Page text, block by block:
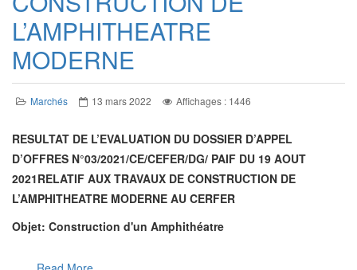
L’AMPHITHEATRE
MODERNE
Marchés 13 mars 2022 Affichages : 1446
RESULTAT DE L’EVALUATION DU DOSSIER D’APPEL
D’OFFRES N°03/2021/CE/CEFER/DG/ PAIF DU 19 AOUT
2021RELATIF AUX TRAVAUX DE CONSTRUCTION DE
L’AMPHITHEATRE MODERNE AU CERFER
Objet: Construction d'un Amphithéatre